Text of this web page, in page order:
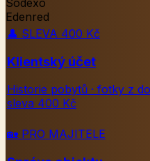
Sodexo
Edenred
👤 SLEVA 400 Kč
Klientský účet
Historie pobytů · fotky z
sleva 400 Kč
🏡 PRO MAJITELE